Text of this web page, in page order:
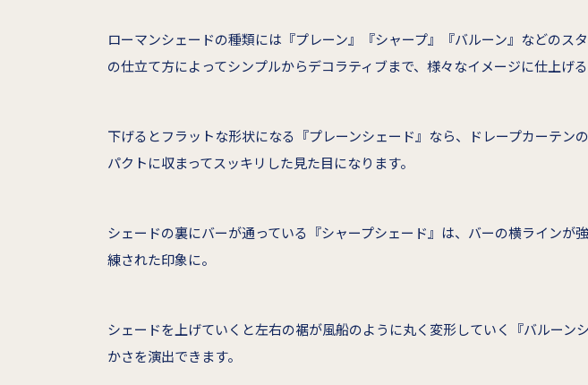
ローマンシェードの種類には『プレーン』『シャープ』『バルーン』などのス
の仕立て方によってシンプルからデコラティブまで、様々なイメージに仕上げる
下げるとフラットな形状になる『プレーンシェード』なら、ドレープカーテン
パクトに収まってスッキリした見た目になります。
シェードの裏にバーが通っている『シャープシェード』は、バーの横ラインが
練された印象に。
シェードを上げていくと左右の裾が風船のように丸く変形していく『バルーン
かさを演出できます。